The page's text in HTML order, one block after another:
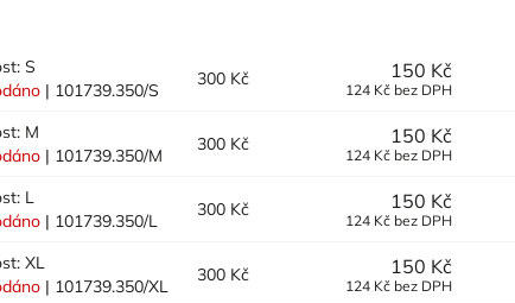
S
| 101739.350/S
300 Kč 150 Kč
124 Kč bez DPH
M
| 101739.350/M
300 Kč 150 Kč
124 Kč bez DPH
L
| 101739.350/L
300 Kč 150 Kč
124 Kč bez DPH
XL
| 101739.350/XL
300 Kč 150 Kč
124 Kč bez DPH